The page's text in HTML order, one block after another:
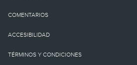
tampoco cargos
impuestos
COMENTARIOS
ACCESIBILIDAD
TÉRMINOS Y CONDICIONES